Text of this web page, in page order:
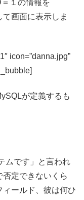
１の情報を
画面に表示しま
icon=”danna.jpg”
が定義するも
ムです」と言われ
定できないくら
ールド、彼は何ひ